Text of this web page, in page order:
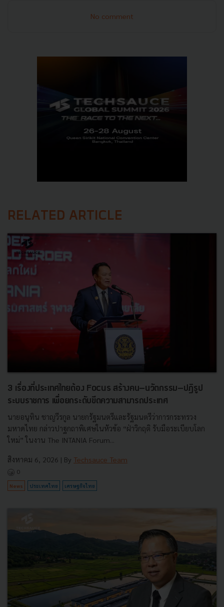
No comment
RELATED ARTICLE
3 เรื่องที่ประเทศไทยต้อง Focus สร้างคน–นวัตกรรม–ปฏิรูป
ระบบราชการ เพื่อยกระดับขีดความสามารถประเทศ
นายอนุทิน ชาญวีรกูล นายกรัฐมนตรีและรัฐมนตรีว่าการกระทรวง
มหาดไทย กล่าวปาฐกถาพิเศษในหัวข้อ “ฝ่าวิกฤติ รับมือระเบียบโลก
ใหม่” ในงาน The INTANIA Forum...
สิงหาคม 6, 2026 | By Techsauce Team
0
News ประเทศไทย เศรษฐกิจไทย